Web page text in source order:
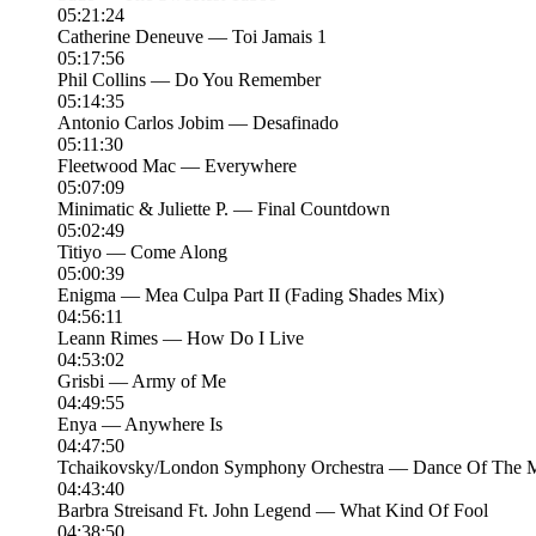
05:21:24
Catherine Deneuve — Toi Jamais 1
05:17:56
Phil Collins — Do You Remember
05:14:35
Antonio Carlos Jobim — Desafinado
05:11:30
Fleetwood Mac — Everywhere
05:07:09
Minimatic & Juliette P. — Final Countdown
05:02:49
Titiyo — Come Along
05:00:39
Enigma — Mea Culpa Part II (Fading Shades Mix)
04:56:11
Leann Rimes — How Do I Live
04:53:02
Grisbi — Army of Me
04:49:55
Enya — Anywhere Is
04:47:50
Tchaikovsky/London Symphony Orchestra — Dance Of The
04:43:40
Barbra Streisand Ft. John Legend — What Kind Of Fool